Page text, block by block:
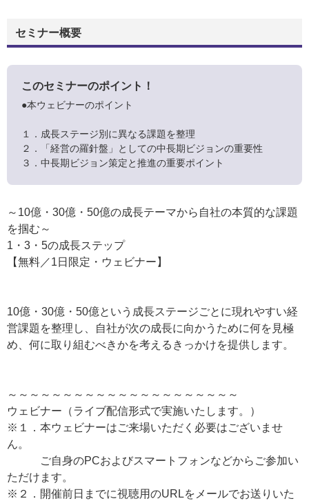
セミナー概要
このセミナーのポイント！
●本ウェビナーのポイント
１．成長ステージ別に異なる課題を整理
２．「経営の羅針盤」としての中長期ビジョンの重要性
３．中長期ビジョン策定と推進の重要ポイント
～10億・30億・50億の成長テーマから自社の本質的な課題
を掴む～
1・3・5の成長ステップ
【無料／1日限定・ウェビナー】
10億・30億・50億という成長ステージごとに現れやすい経
営課題を整理し、自社が次の成長に向かうために何を見極
め、何に取り組むべきかを考えるきっかけを提供します。
～～～～～～～～～～～～～～～～～～～～～
ウェビナー（ライブ配信形式で実施いたします。）
※１．本ウェビナーはご来場いただく必要はございませ
ん。
ご自身のPCおよびスマートフォンなどからご参加い
ただけます。
※２．開催前日までに視聴用のURLをメールでお送りいた